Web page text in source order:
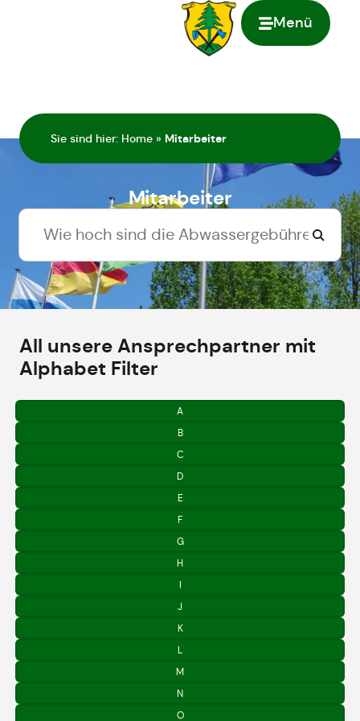
Menü
Sie sind hier: Home » Mitarbeiter
Mitarbeiter
All unsere Ansprechpartner mit
Alphabet Filter
A
B
C
D
E
F
G
H
I
J
K
L
M
N
O